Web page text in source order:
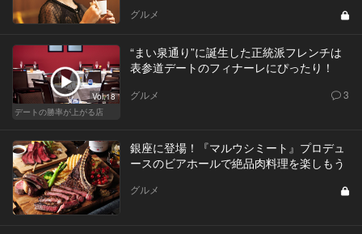
グルメ
Vol.18
デートの勝率が上がる店
“まい泉通り”に誕生した正統派フレンチは
表参道デートのフィナーレにぴったり！
グルメ 3
銀座に登場！『マルウシミート』プロデュ
ースのビアホールで絶品肉料理を楽しもう
グルメ